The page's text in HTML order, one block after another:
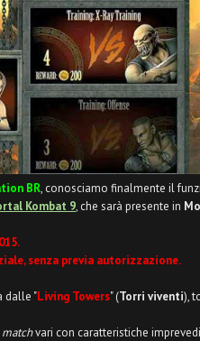
BR, conosciamo finalmente il
Kombat 9, che sarà presente in
senza previa autorizzazione.
dalle "Living Towers" (Torri viventi),
matchvari con caratteristiche